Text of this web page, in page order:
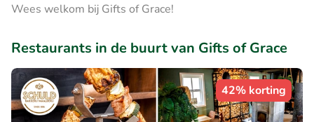
Wees welkom bij Gifts of Grace!
Restaurants in de buurt van Gifts of Grace
42% korting